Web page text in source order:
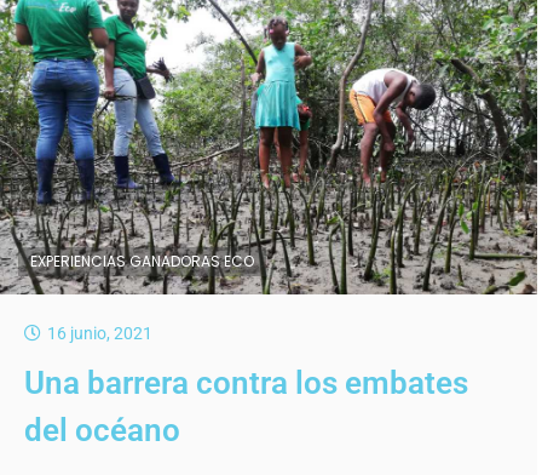
EXPERIENCIAS GANADORAS ECO
16 junio, 2021
Una barrera contra los embates
del océano